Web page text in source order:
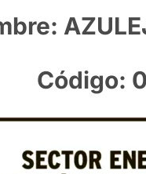
Código: